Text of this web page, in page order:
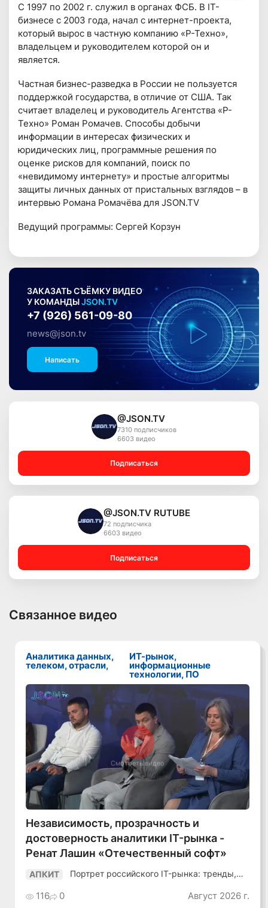
С 1997 по 2002 г. служил в органах ФСБ. В IT-
бизнесе с 2003 года, начал с интернет-проекта,
который вырос в частную компанию «Р-Техно»,
владельцем и руководителем которой он и
является.
Частная бизнес-разведка в России не пользуется
поддержкой государства, в отличие от США. Так
считает владелец и руководитель Агентства «Р-
Техно» Роман Ромачев. Способы добычи
информации в интересах физических и
юридических лиц, программные решения по
оценке рисков для компаний, поиск по
«невидимому интернету» и простые алгоритмы
защиты личных данных от пристальных взглядов – в
интервью Романа Ромачёва для JSON.TV
Ведущий программы: Сергей Корзун
ЗАКАЗАТЬ СЪЁМКУ ВИДЕО
У КОМАНДЫJSON.TV
+7 (926) 561-09-80
news@json.tv
Написать
@JSON.TV
7310 подписчиков
6603 видео
Подписаться
@JSON.TV RUTUBE
72 подписчика
6603 видео
Подписаться
Связанное видео
Аналитика данных,
телеком, отрасли,
ИТ-рынок,
информационные
технологии, ПО
Смотреть видео
Независимость, прозрачность и
достоверность аналитики IT-рынка -
Ренат Лашин «Отечественный софт»
АПКИТ
Портрет российского IT-рынка: тренды,
116 0 Август 2026 г.